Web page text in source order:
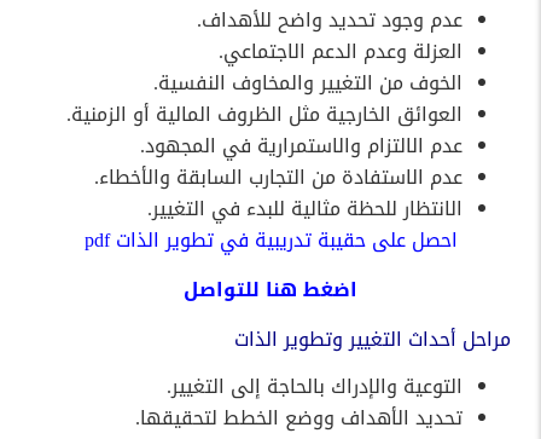
عدم وجود تحديد واضح للأهداف.
العزلة وعدم الدعم الاجتماعي.
الخوف من التغيير والمخاوف النفسية.
العوائق الخارجية مثل الظروف المالية أو الزمنية.
عدم الالتزام والاستمرارية في المجهود.
عدم الاستفادة من التجارب السابقة والأخطاء.
الانتظار للحظة مثالية للبدء في التغيير.
احصل على حقيبة تدريبية في تطوير الذات pdf
اضغطهنا للتواصل
مراحل أحداث التغيير وتطوير الذات
التوعية والإدراك بالحاجة إلى التغيير.
تحديد الأهداف ووضع الخطط لتحقيقها.